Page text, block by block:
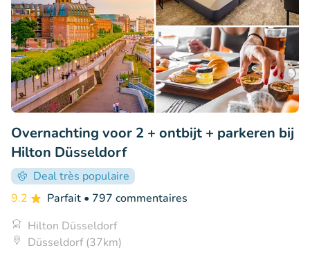
Overnachting voor 2 + ontbijt + parkeren bij
Hilton Düsseldorf
Deal très populaire
9.2
Parfait • 797 commentaires
Hilton Düsseldorf
Düsseldorf (37km)